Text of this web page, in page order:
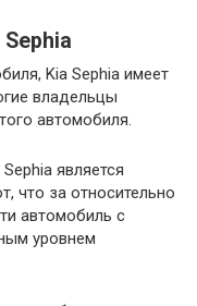
Kia Sephia имеет
владельцы
автомобиля.
является
что за относительно
автомобиль с
уровнем